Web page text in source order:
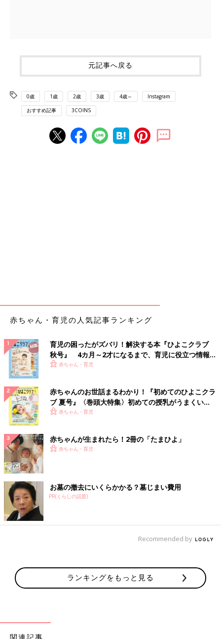
元記事へ戻る
0歳 1歳 2歳 3歳 4歳～ Instagram
おすすめ記事 3COINS
赤ちゃん・育児の人気記事ランキング
育児の困ったがズバリ！解決する本『ひよこクラブ
秋号』 4カ月～2才になるまで、育児に役立つ情報が
いっぱい！
赤ちゃん・育児
赤ちゃんのお世話まるわかり！『初めてのひよこクラ
ブ 夏号』〈巻頭大特集〉初めての授乳がうまくい
く！ おっぱい・ミルクの基本と夏のトラブル 解決テ
赤ちゃん・育児
赤ちゃんが生まれたら！2冊の「たまひよ」
赤ちゃん・育児
お墓の撤去にいくらかかる？墓じまい費用
PR(くらしの話題)
Recommended by
ランキングをもっと見る
関連記事